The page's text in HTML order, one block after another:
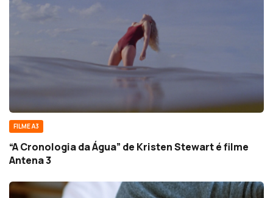
FILME A3
“A Cronologia da Água” de Kristen Stewart é filme
Antena 3